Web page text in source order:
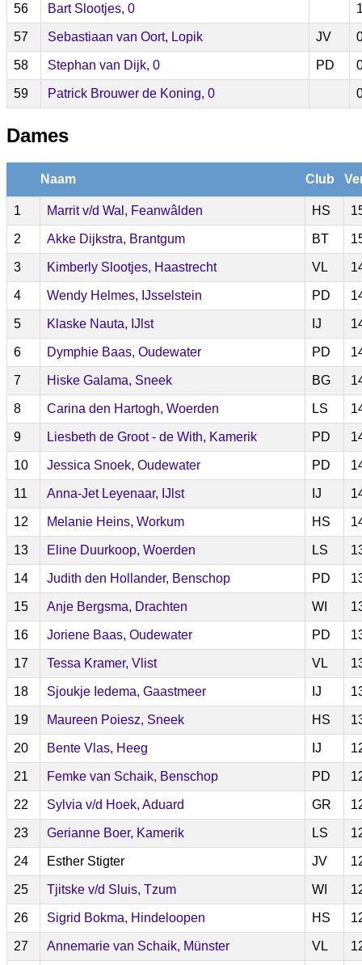
56 Bart Slootjes, 0
57 Sebastiaan van Oort, Lopik JV
58 Stephan van Dijk, 0 PD
59 Patrick Brouwer de Koning, 0
Dames
Naam Club
1 Marrit v/d Wal, Feanwâlden HS
2 Akke Dijkstra, Brantgum BT
3 Kimberly Slootjes, Haastrecht VL
4 Wendy Helmes, IJsselstein PD
5 Klaske Nauta, IJlst IJ
6 Dymphie Baas, Oudewater PD
7 Hiske Galama, Sneek BG
8 Carina den Hartogh, Woerden LS
9 Liesbeth de Groot - de With, Kamerik PD
10 Jessica Snoek, Oudewater PD
11 Anna-Jet Leyenaar, IJlst IJ
12 Melanie Heins, Workum HS
13 Eline Duurkoop, Woerden LS
14 Judith den Hollander, Benschop PD
15 Anje Bergsma, Drachten WI
16 Joriene Baas, Oudewater PD
17 Tessa Kramer, Vlist VL
18 Sjoukje Iedema, Gaastmeer IJ
19 Maureen Poiesz, Sneek HS
20 Bente Vlas, Heeg IJ
21 Femke van Schaik, Benschop PD
22 Sylvia v/d Hoek, Aduard GR
23 Gerianne Boer, Kamerik LS
24 Esther Stigter JV
25 Tjitske v/d Sluis, Tzum WI
26 Sigrid Bokma, Hindeloopen HS
27 Annemarie van Schaik, Münster VL